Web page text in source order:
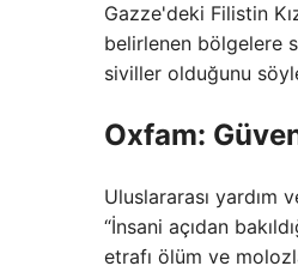
Gazze'deki Filistin
belirlenen bölgelere
siviller olduğunu
Oxfam:
Uluslararası yardım
“İnsani açıdan
etrafı ölüm ve